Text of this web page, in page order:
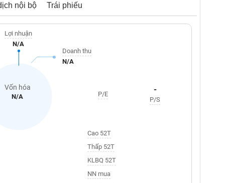
nội bộ Trái phiếu
Vốn hóa
N/A
Lợi nhuận
N/A
Doanh thu
N/A
P/E -
P/S
Cao 52T
Thấp 52T
KLBQ 52T
NN mua